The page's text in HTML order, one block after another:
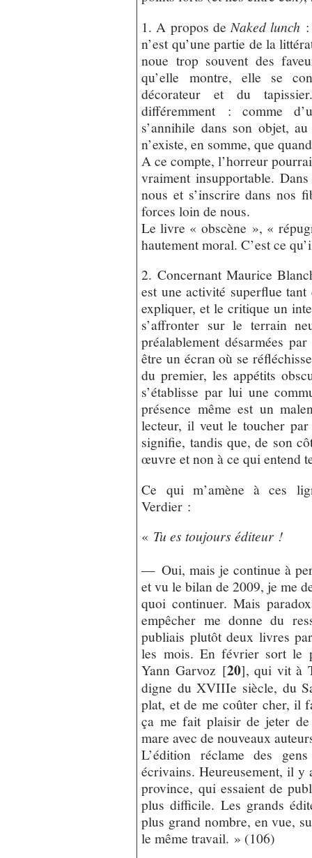
1. A propos de Naked lunch
n’est qu’une partie de la
noue trop souvent des
qu’elle montre, elle se
décorateur et du
différemment : comme
s’annihile dans son objet,
n’existe, en somme, que
A ce compte, l’horreur
vraiment insupportable.
nous et s’inscrire dans nos
forces loin de nous.
Le livre « obscène », «
hautement moral. C’est ce
2. Concernant Maurice
est une activité superflue
expliquer, et le critique un
s’affronter sur le terrain
préalablement désarmées
être un écran où se
du premier, les appétits
s’établisse par lui une
présence même est un
lecteur, il veut le toucher
signifie, tandis que, de son
œuvre et non à ce qui entend
Ce qui m’amène à ces
Verdier :
« Tu es toujours éditeur !
— Oui, mais je continue à
et vu le bilan de 2009, je me
quoi continuer. Mais
empêcher me donne du
publiais plutôt deux livres
les mois. En février sort le
Yann Garvoz [20], qui vit à
digne du XVIIIe siècle, du
plat, et de me coûter cher, il
ça me fait plaisir de jeter de
mare avec de nouveaux
L’édition réclame des
écrivains. Heureusement, il y
province, qui essaient de
plus difficile. Les grands
plus grand nombre, en vue,
le même travail. » (106)